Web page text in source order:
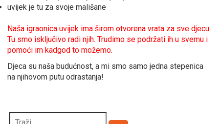
uvijek je tu za svoje mališane
Naša igraonica uvijek ima širom otvorena vrata za sve djecu.
Tu smo isključivo radi njih. Trudimo se podržati ih u svemu i
pomoći im kadgod to možemo.
Djeca su naša budućnost, a mi smo samo jedna stepenica
na njihovom putu odrastanja!